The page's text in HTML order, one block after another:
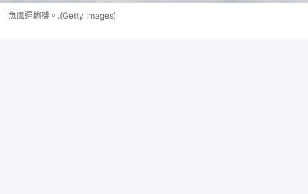
魚鷹運輸機。.(Getty Images)